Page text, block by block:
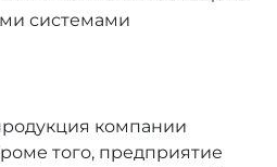
системами
компании
того, предприятие